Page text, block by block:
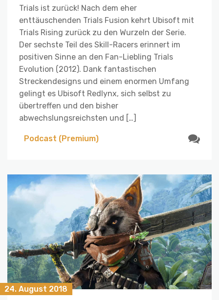
Trials ist zurück! Nach dem eher
enttäuschenden Trials Fusion kehrt Ubisoft mit
Trials Rising zurück zu den Wurzeln der Serie.
Der sechste Teil des Skill-Racers erinnert im
positiven Sinne an den Fan-Liebling Trials
Evolution (2012). Dank fantastischen
Streckendesigns und einem enormen Umfang
gelingt es Ubisoft Redlynx, sich selbst zu
übertreffen und den bisher
abwechslungsreichsten und […]
Podcast (Premium)
24. August 2018